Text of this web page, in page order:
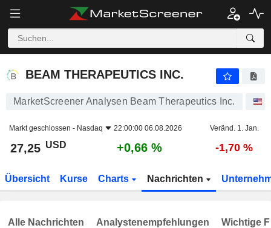
BEAM THERAPEUTICS INC.
BEAM THERAPEUTICS INC.
MarketScreener Analysen Beam Therapeutics Inc.
Markt geschlossen - Nasdaq 22:00:00 06.08.2026 Veränd. 1. Jan.
27,25 USD +0,66 % -1,70 %
Übersicht Kurse Charts Nachrichten
Alle Nachrichten Analystenempfehlungen Wichtige